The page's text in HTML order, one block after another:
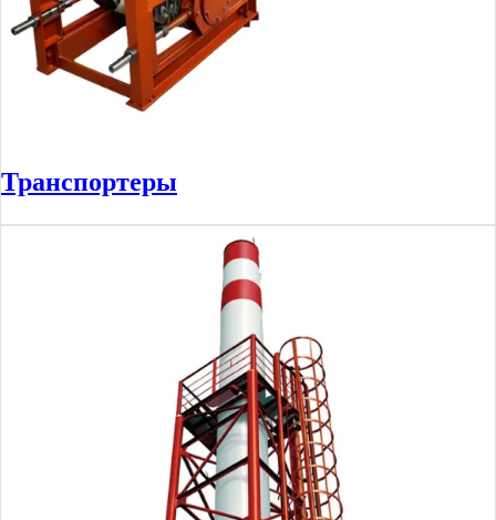
Транспортеры